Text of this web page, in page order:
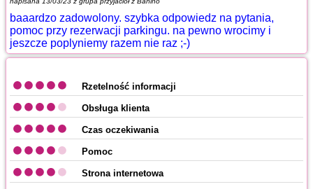
baaardzo zadowolony. szybka odpowiedz na pytania,
pomoc przy rezerwacji parkingu. na pewno wrocimy i
jeszcze poplyniemy razem nie raz ;-)
Rzetelność informacji
Obsługa klienta
Czas oczekiwania
Pomoc
Strona internetowa